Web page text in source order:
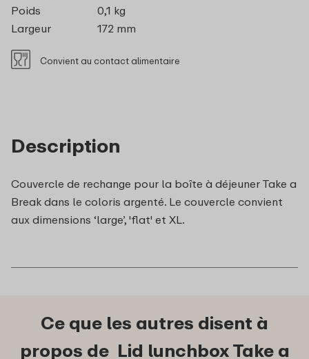
Description
Couvercle de rechange pour la boîte à déjeuner Take a
Break dans le coloris argenté. Le couvercle convient
aux dimensions ‘large’, 'flat' et XL.
Poids
0,1 kg
Largeur
172 mm
Convient au contact alimentaire
Ce que les autres disent à
propos de Lid lunchbox Take a